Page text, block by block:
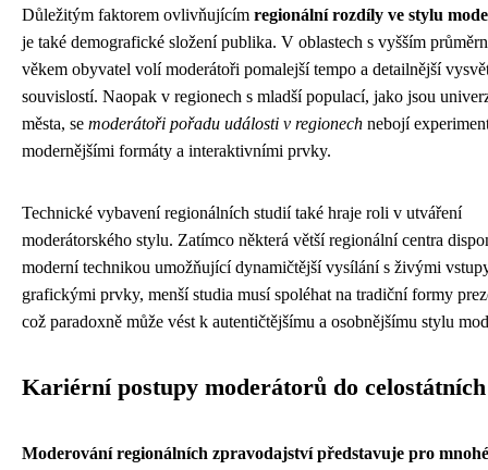
Důležitým faktorem ovlivňujícím regionální rozdíly ve stylu
je také demografické složení publika. V oblastech s vyšším
věkem obyvatel volí moderátoři pomalejší tempo a detailnější
souvislostí. Naopak v regionech s mladší populací, jako jsou
města, se moderátoři pořadu události v regionech nebojí
modernějšími formáty a interaktivními prvky.
Technické vybavení regionálních studií také hraje roli v utváření
moderátorského stylu. Zatímco některá větší regionální centra
moderní technikou umožňující dynamičtější vysílání s živými
grafickými prvky, menší studia musí spoléhat na tradiční formy
což paradoxně může vést k autentičtějšímu a osobnějšímu stylu
Kariérní postupy moderátorů do
Moderování regionálních zpravodajství představuje pro mnohé